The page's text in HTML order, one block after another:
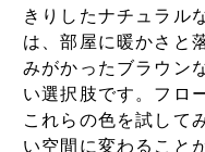
きりしたナチュラル
は、部屋に暖かさと
みがかったブラウン
い選択肢です。フロ
これらの色を試して
い空間に変わること